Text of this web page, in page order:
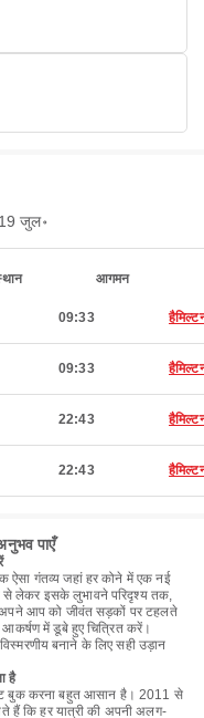
जुल॰
आगमन
09:33
09:33
22:43
22:43
पाएँ
ऐसा गंतव्य जहां हर कोने में एक नई
से लेकर इसके लुभावने परिदृश्य तक,
आप को जीवंत सड़कों पर टहलते
आकर्षण में डूबे हुए चित्रित करें।
बनाने के लिए सही उड़ान
है
बुक करना बहुत आसान है। 2011 से
हैं कि हर यात्री की अपनी अलग-